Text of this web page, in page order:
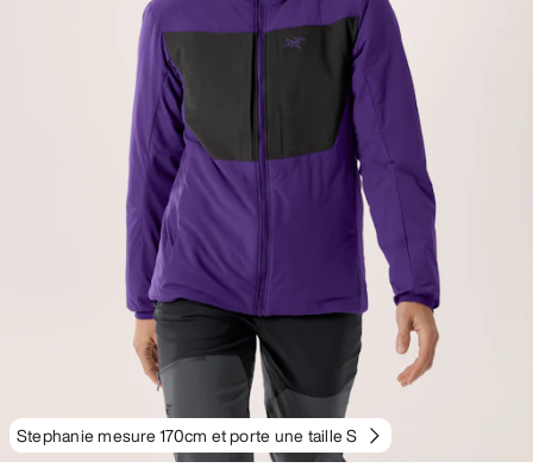
Stephanie mesure 170cm et porte une taille S